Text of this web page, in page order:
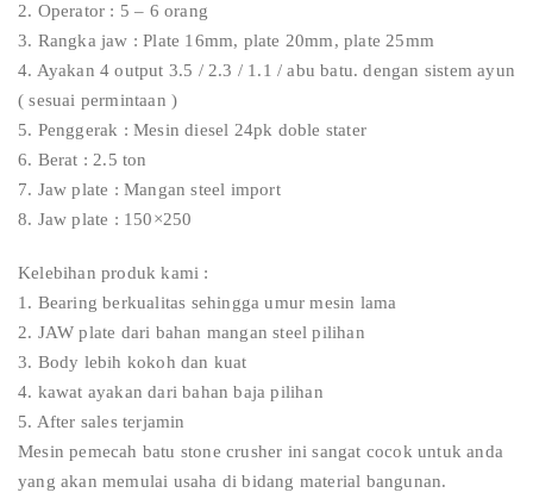
2. Operator : 5 – 6 orang
3. Rangka jaw : Plate 16mm, plate 20mm, plate 25mm
4. Ayakan 4 output 3.5 / 2.3 / 1.1 / abu batu. dengan sistem ayun
( sesuai permintaan )
5. Penggerak : Mesin diesel 24pk doble stater
6. Berat : 2.5 ton
7. Jaw plate : Mangan steel import
8. Jaw plate : 150×250
Kelebihan produk kami :
1. Bearing berkualitas sehingga umur mesin lama
2. JAW plate dari bahan mangan steel pilihan
3. Body lebih kokoh dan kuat
4. kawat ayakan dari bahan baja pilihan
5. After sales terjamin
Mesin pemecah batu stone crusher ini sangat cocok untuk anda
yang akan memulai usaha di bidang material bangunan.